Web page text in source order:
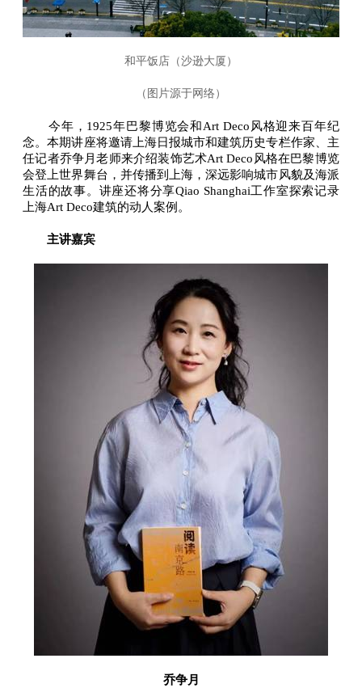
和平饭店（沙逊大厦）
（图片源于网络）
今年，1925年巴黎博览会和Art Deco风格迎来百年纪
念。本期讲座将邀请上海日报城市和建筑历史专栏作家、主
任记者乔争月老师来介绍装饰艺术Art Deco风格在巴黎博览
会登上世界舞台，并传播到上海，深远影响城市风貌及海派
生活的故事。讲座还将分享Qiao Shanghai工作室探索记录
上海Art Deco建筑的动人案例。
主讲嘉宾
乔争月